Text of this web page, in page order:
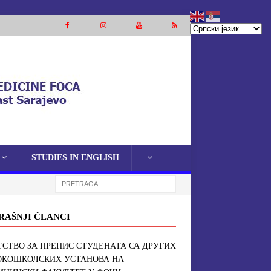
STUDIES IN ENGLISH
ČLANCI
ЗА ПРЕПИС СТУДЕНАТА СА ДРУГИХ
УСТАНОВА НА